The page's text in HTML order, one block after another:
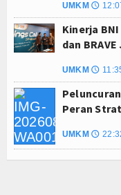
UMKM 🕔
Kinerja
dan
UMKM 🕔
Peran
UMKM 🕔